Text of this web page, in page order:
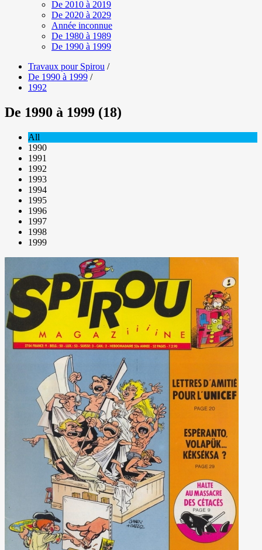
De 2010 à 2019
De 2020 à 2029
Année inconnue
De 1980 à 1989
De 1990 à 1999
Travaux pour Spirou /
De 1990 à 1999 /
1992
De 1990 à 1999 (18)
All
1990
1991
1992
1993
1994
1995
1996
1997
1998
1999